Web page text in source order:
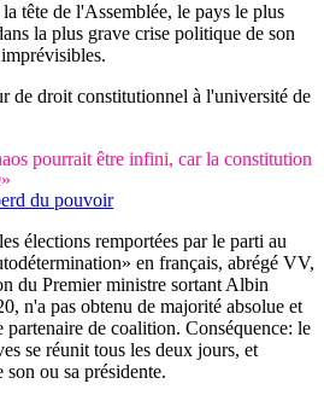
tête de l'Assemblée, le pays le plus
la plus grave crise politique de son
de droit constitutionnel à l'université de
pourrait être infini, car la constitution
du pouvoir
élections remportées par le parti au
en français, abrégé VV,
du Premier ministre sortant Albin
n'a pas obtenu de majorité absolue et
partenaire de coalition. Conséquence: le
se réunit tous les deux jours, et
ou sa présidente.